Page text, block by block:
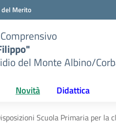
strumenti
Merito
del Monte Albino/
Novità Didattica
Scuola Primaria per la